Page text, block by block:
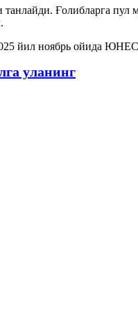
Ғолибларга
йил ноябрь ойида
уланинг